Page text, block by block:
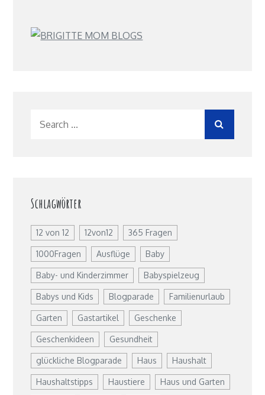
Schlagwörter
12 von 12 12von12 365 Fragen
1000Fragen Ausflüge Baby
Baby- und Kinderzimmer Babyspielzeug
Babys und Kids Blogparade Familienurlaub
Garten Gastartikel Geschenke
Geschenkideen Gesundheit
glückliche Blogparade Haus Haushalt
Haushaltstipps Haustiere Haus und Garten